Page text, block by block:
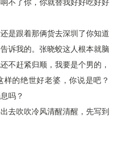
是跟着那俩货去深圳了你知道
诉我的。张晓蛟这人根本就脑
不赶紧归顺，我要是个男的，
的绝世好老婆，你说是吧？
吗？
去吹吹冷风清醒清醒，先写到